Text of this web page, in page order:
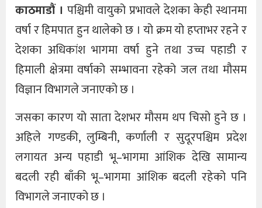
काठमाडौं । पश्चिमी वायुको प्रभावले देशका केही स्थानमा
वर्षा र हिमपात हुन थालेको छ । यो क्रम यो हप्ताभर रहने र
देशका अधिकांश भागमा वर्षा हुने तथा उच्च पहाडी र
हिमाली क्षेत्रमा वर्षाको सम्भावना रहेको जल तथा मौसम
विज्ञान विभागले जनाएको छ ।
जसका कारण यो साता देशभर मौसम थप चिसो हुने छ ।
अहिले गण्डकी, लुम्बिनी, कर्णाली र सुदूरपश्चिम प्रदेश
लगायत अन्य पहाडी भू–भागमा आंशिक देखि सामान्य
बदली रही बाँकी भू–भागमा आंशिक बदली रहेको पनि
विभागले जनाएको छ ।